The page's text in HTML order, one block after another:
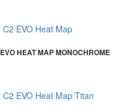
HEAT MAP MONOCHROME